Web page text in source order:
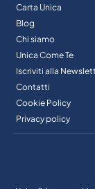
Carta Unica
Blog
Chi siamo
Unica Come Te
Iscriviti alla
Contatti
Cookie Policy
Privacy policy